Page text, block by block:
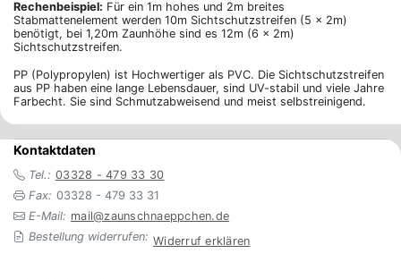
Rechenbeispiel: Für ein 1m hohes und 2m breites
Stabmattenelement werden 10m Sichtschutzstreifen (5 x 2m)
benötigt, bei 1,20m Zaunhöhe sind es 12m (6 x 2m)
Sichtschutzstreifen.
PP (Polypropylen) ist Hochwertiger als PVC. Die Sichtschutzstreifen
aus PP haben eine lange Lebensdauer, sind UV-stabil und viele Jahre
Farbecht. Sie sind Schmutzabweisend und meist selbstreinigend.
Kontaktdaten
Tel.: 03328 - 479 33 30
Fax: 03328 - 479 33 31
E-Mail: mail@zaunschnaeppchen.de
Bestellung widerrufen: Widerruf erklären